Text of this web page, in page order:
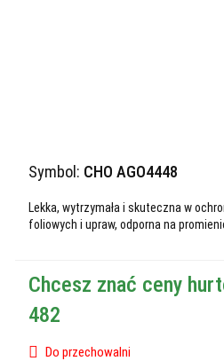
Symbol: CHO AGO4448
Lekka, wytrzymała i skuteczna w
foliowych i upraw, odporna na
Chcesz znać ceny
482
Do przechowalni